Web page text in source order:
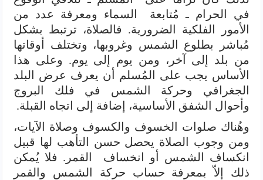
في الحرام ـ مُتابعة السماء ومعرفة عدد من
الأمور الفلكية الضرورية. فالصلاة، ترتبط بشكل
مُباشر بطلوع الشمس وغروبها، وتختلف أوقاتها
من بلد إلى آخر، ومن يوم إلى يوم. وعلى هذا
الأساس يجب على المُسلم أن يعرف عرض البلد
الجغرافي وحركة الشمس في فلك البروج
وأحوال الشفق الأساسية، إضافة إلى اتجاه القبلة.
وهُناك صلوات الخسوف والكسوف وصلاة الآيات،
ومن وجوب الصلاة يحصل حسن التأهب لها قبيل
انكساف الشمس أو انخساف القمر. فلا يُمكن
ذلك إلاّ بمعرفة حساب حركة الشمس والقمر